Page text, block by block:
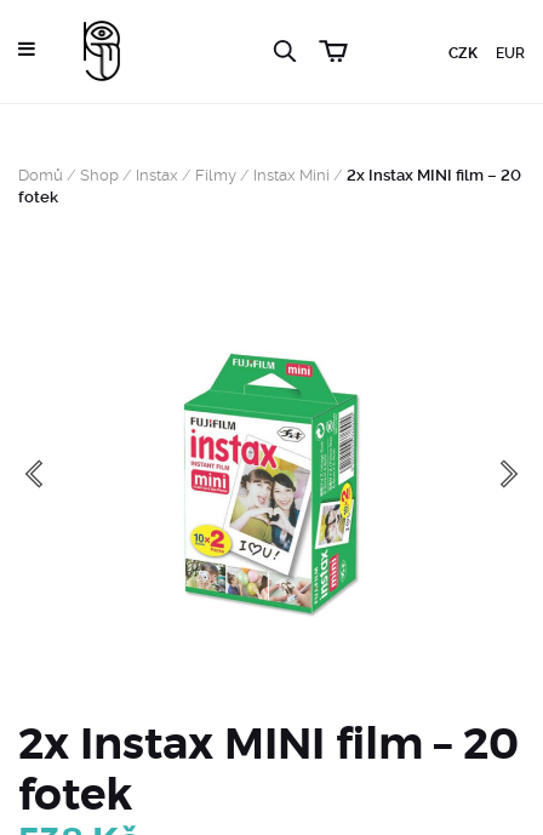
CZK EUR
Domů / Shop / Instax / Filmy / Instax Mini / 2x Instax MINI film – 20
fotek
2x Instax MINI film – 20
fotek